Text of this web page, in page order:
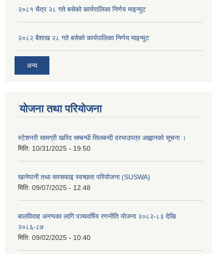
२०८१ चैत्र २८ गते बसेको कार्यपालिका निर्णय माइन्युट
२०८२ बैशाख २८ गते बसेको कार्यपालिका निर्णय माइन्युट
अन्य
योजना तथा परियोजना
स्टेशनरी सामग्री खरिद सम्बन्धी सिलबन्दी दरभाउपत्र आह्वानको सूचना ।
मिति: 10/31/2025 - 19:50
खानेपानी तथा सरसफाइ स्वच्छता परियोजना (SUSWA)
मिति: 09/07/2025 - 12:48
बालविवाह अन्त्यका लागि पञ्चवर्षिय रणनीति योजना २०८२-८३ देखि
२०८६-८७
मिति: 09/02/2025 - 10:40